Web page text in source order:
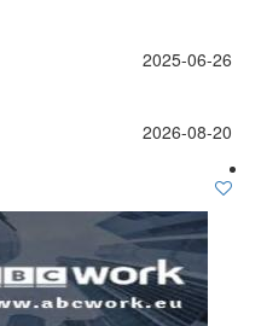
2025-06-26
2026-08-20